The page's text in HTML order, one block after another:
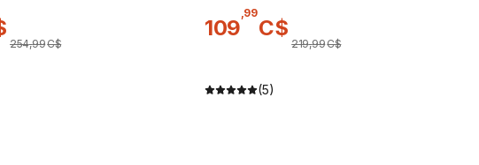
254,99C$
109
99
C$
219,99C$
(5)